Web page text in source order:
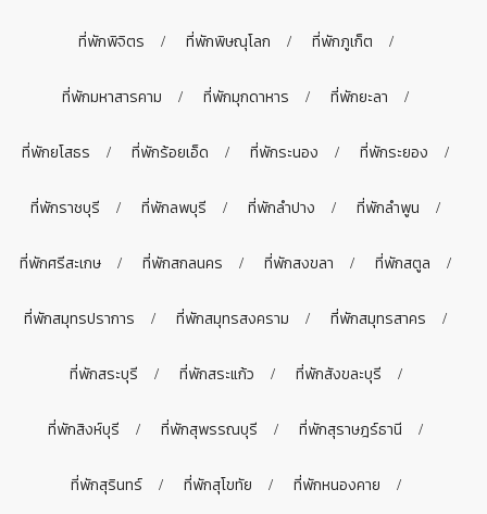
ที่พักพิจิตร ที่พักพิษณุโลก ที่พักภูเก็ต
ที่พักมหาสารคาม ที่พักมุกดาหาร ที่พักยะลา
ที่พักยโสธร ที่พักร้อยเอ็ด ที่พักระนอง ที่พักระยอง
ที่พักราชบุรี ที่พักลพบุรี ที่พักลำปาง ที่พักลำพูน
ที่พักศรีสะเกษ ที่พักสกลนคร ที่พักสงขลา ที่พักสตูล
ที่พักสมุทรปราการ ที่พักสมุทรสงคราม ที่พักสมุทรสาคร
ที่พักสระบุรี ที่พักสระแก้ว ที่พักสังขละบุรี
ที่พักสิงห์บุรี ที่พักสุพรรณบุรี ที่พักสุราษฎร์ธานี
ที่พักสุรินทร์ ที่พักสุโขทัย ที่พักหนองคาย